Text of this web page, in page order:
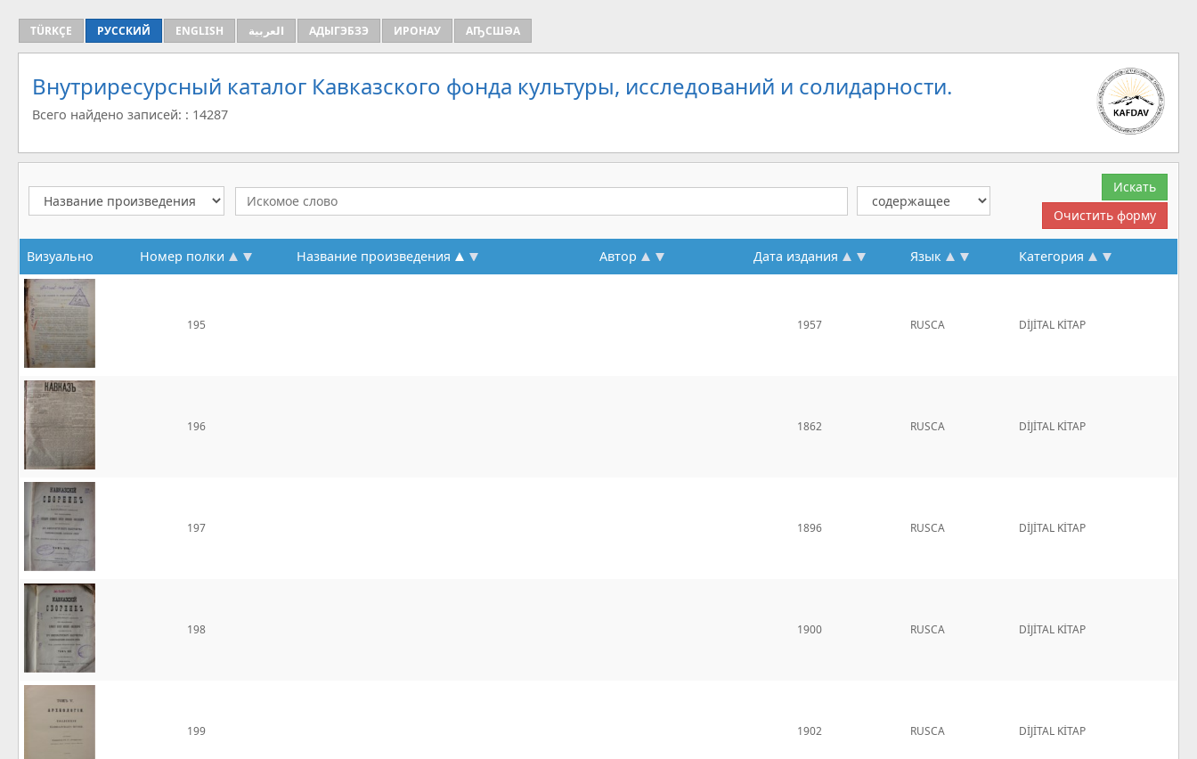
TÜRKÇE РУССКИЙ ENGLISH العربية АДЫГЭБЗЭ ИРОНАУ АҦСШӘА
Внутриресурсный каталог Кавказского фонда культуры, исследований и солидарности.
Всего найдено записей: : 14287
Визуально Номер полки Название произведения Автор Дата издания Язык Категория
195 1957 RUSCA DİJİTAL KİTAP
196 1862 RUSCA DİJİTAL KİTAP
197 1896 RUSCA DİJİTAL KİTAP
198 1900 RUSCA DİJİTAL KİTAP
199 1902 RUSCA DİJİTAL KİTAP